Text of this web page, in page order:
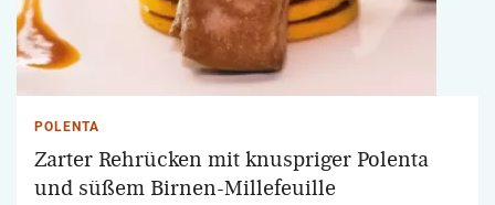
POLENTA
Zarter Rehrücken mit knuspriger Polenta
und süßem Birnen-Millefeuille